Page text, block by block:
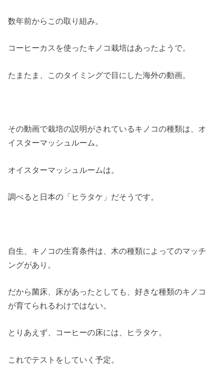
数年前からこの取り組み。
コーヒーカスを使ったキノコ栽培はあったようで。
たまたま、このタイミングで目にした海外の動画。
その動画で栽培の説明がされているキノコの種類は、オ
イスターマッシュルーム。
オイスターマッシュルームは。
調べると日本の「ヒラタケ」だそうです。
自生、キノコの生育条件は、木の種類によってのマッチ
ングがあり。
だから菌床、床があったとしても、好きな種類のキノコ
が育てられるわけではない。
とりあえず、コーヒーの床には、ヒラタケ。
これでテストをしていく予定。